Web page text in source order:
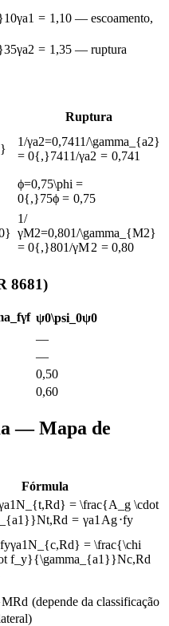
γa1 = 1 ,10— escoamento,
γa2 = 1 ,35— ruptura
Ruptura
1/γa2=0,7411/\gamma_{a2}
= 0{,}741 1/γa2 = 0,741
ϕ=0,75\phi =
0{,}75ϕ = 0,75
1/
γM2=0,801/\gamma_{M2}
= 0{,}801/γM2 = 0,80
8681)
γf ψ0\psi_0ψ0
—
—
0,50
0,60
— Mapa de
Fórmula
a1N_{t,Rd} = \frac{A_g \cdot
Nt,Rd = γa1 Ag⋅fy
fyγa1N_{c,Rd} = \frac{\chi
f_y}{\gamma_{a1}}Nc,Rd
MRd (depende da classificação